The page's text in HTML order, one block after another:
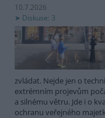
10.7.2026
Diskuse: 3
zvládat. Nejde jen o
extrémním projevům
a silnému větru. Jde i o
ochranu veřejného